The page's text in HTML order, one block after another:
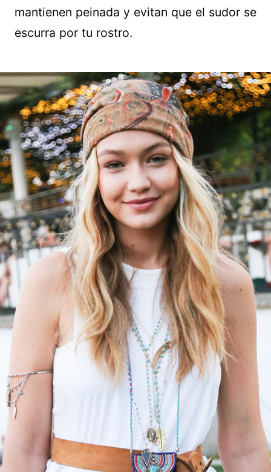
mantienen peinada y evitan que el sudor se
escurra por tu rostro.